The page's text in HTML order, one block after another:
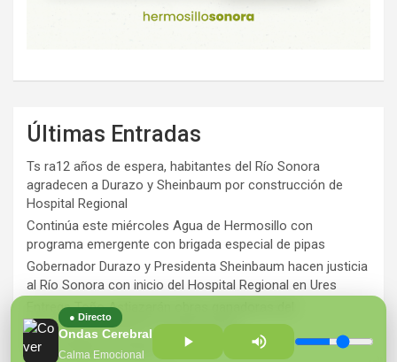
● Directo
Ondas Cerebrales
Calma Emocional
Últimas Entradas
Ts ra12 años de espera, habitantes del Río Sonora
agradecen a Durazo y Sheinbaum por construcción de
Hospital Regional
Continúa este miércoles Agua de Hermosillo con
programa emergente con brigada especial de pipas
Gobernador Durazo y Presidenta Sheinbaum hacen justicia
al Río Sonora con inicio del Hospital Regional en Ures
Entrega Toño Astiazarán obras ganadoras del
presupuesto CRECES en Montecarlo
¡Perversidad sin límites!